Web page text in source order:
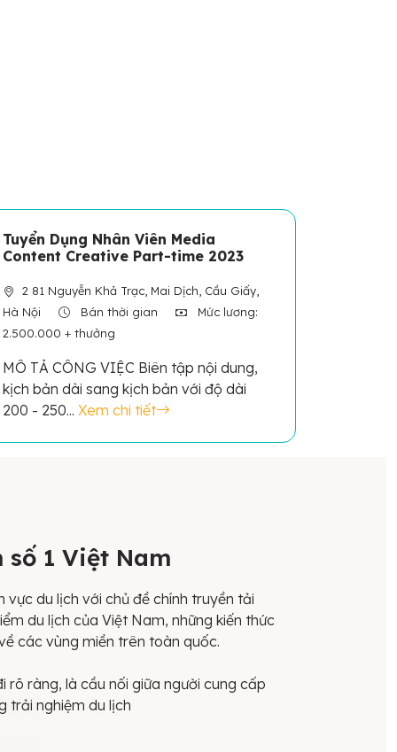
Tuyển Dụng Nhân Viên Media
Content Creative Part-time 2023
2 81 Nguyễn Khả Trạc, Mai Dịch, Cầu Giấy,
Hà Nội
Bán thời gian
Mức lương:
2.500.000 + thưởng
MÔ TẢ CÔNG VIỆC Biên tập nội dung,
kịch bản dài sang kịch bản với độ dài
200 - 250... Xem chi tiết
1 Việt Nam
du lịch với chủ đề chính truyền tải
du lịch của Việt Nam, những kiến thức
các vùng miền trên toàn quốc.
rõ ràng, là cầu nối giữa người cung cấp
trải nghiệm du lịch